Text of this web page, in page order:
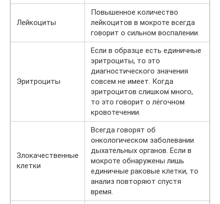
Лейкоциты
Повышенное количество
лейкоцитов в мокроте всегда
говорит о сильном воспалении.
Эритроциты
Если в образце есть единичные
эритроциты, то это
диагностического значения
совсем не имеет. Когда
эритроцитов слишком много,
то это говорит о лёгочном
кровотечении.
Злокачественные
клетки
Всегда говорят об
онкологическом заболевании
дыхательных органов. Если в
мокроте обнаружены лишь
единичные раковые клетки, то
анализ повторяют спустя
время.